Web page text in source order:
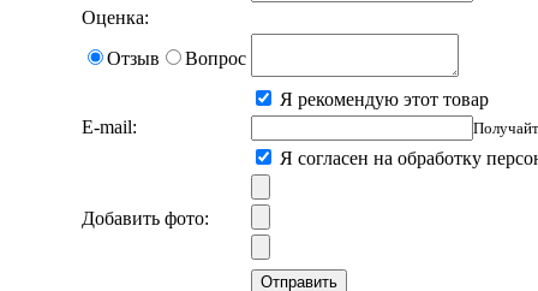
Оценка:
Отзыв
Вопрос
Я рекомендую этот товар
E-mail:
Я согласен на обработку
Добавить фото:
Отправить